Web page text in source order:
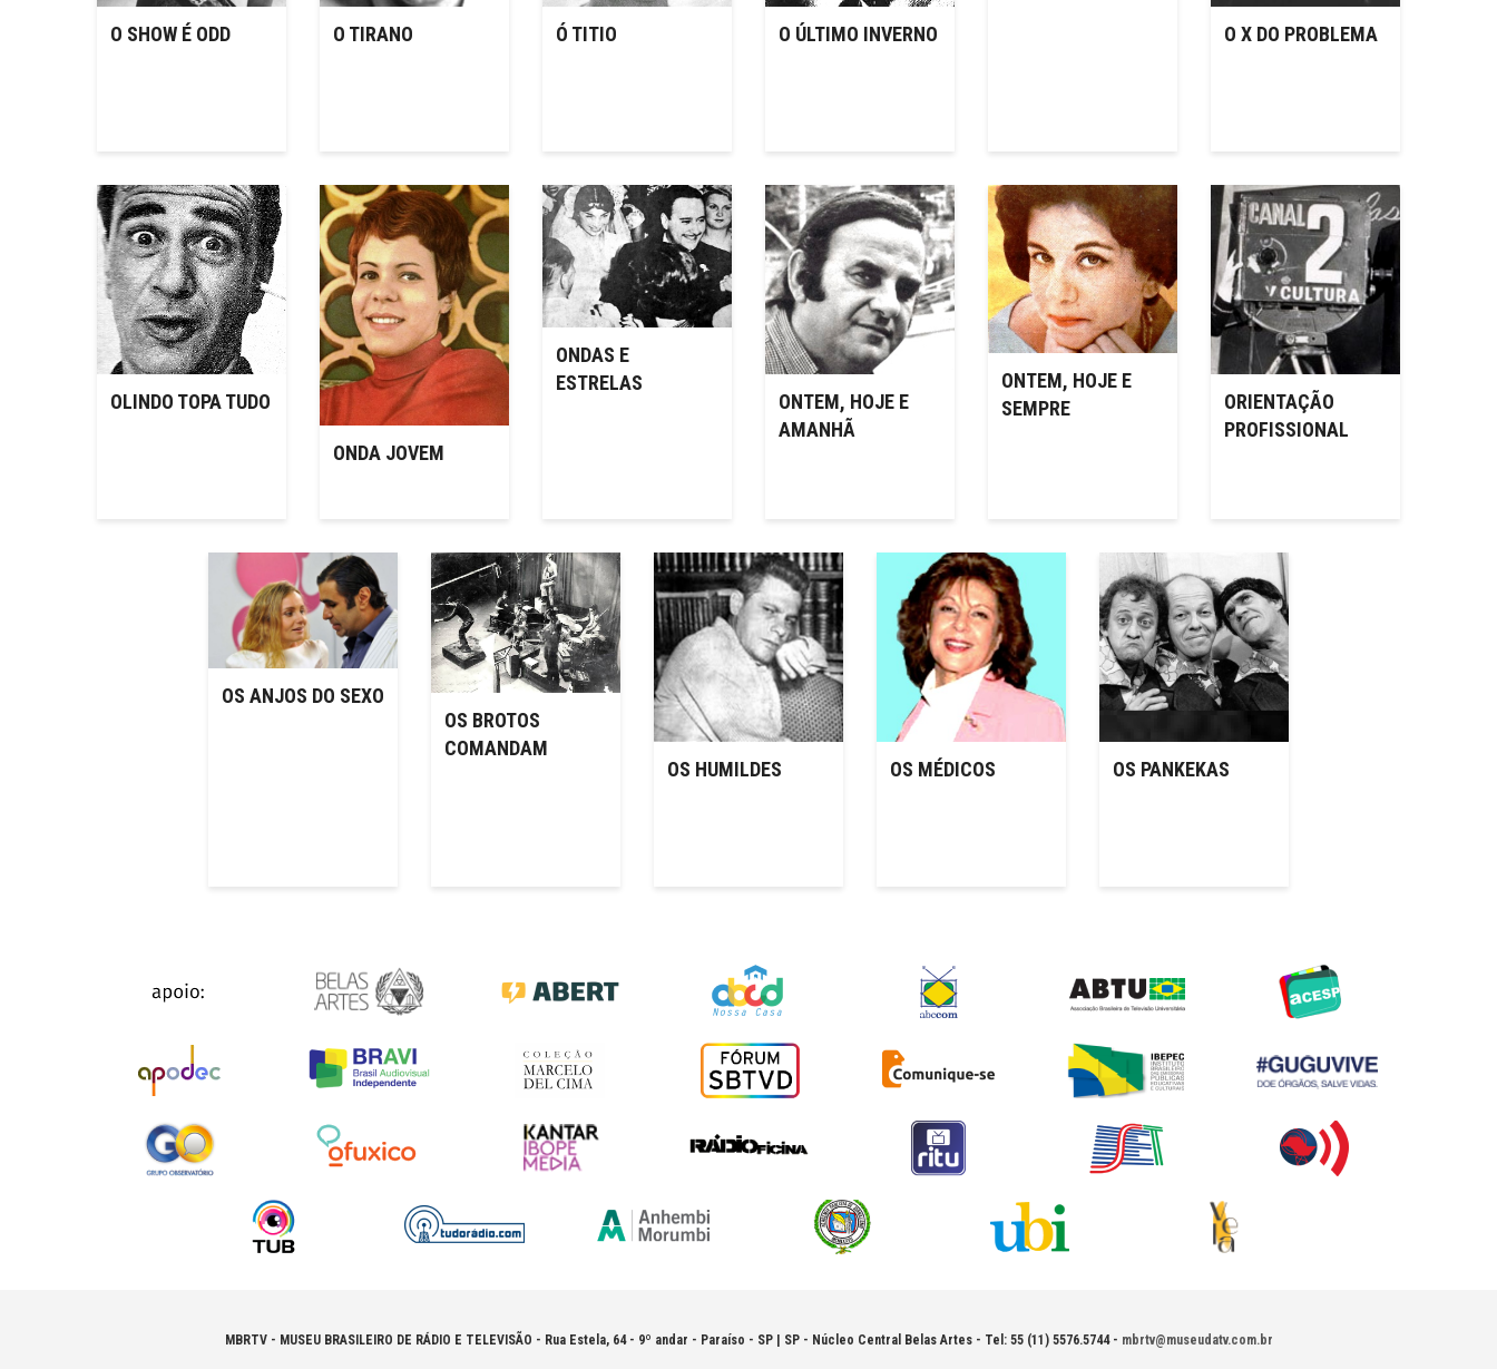
O SHOW É ODD O TIRANO Ó TITIO O ÚLTIMO INVERNO O X DO PROBLEMA
OLINDO TOPA TUDO
ONDA JOVEM
ONDAS E
ESTRELAS
ONTEM, HOJE E
AMANHÃ
ONTEM, HOJE E
SEMPRE
ORIENTAÇÃO
PROFISSIONAL
OS ANJOS DO SEXO
OS BROTOS
COMANDAM
OS HUMILDES
OS MÉDICOS OS PANKEKAS
MBRTV - MUSEU BRASILEIRO DE RÁDIO E TELEVISÃO - Rua Estela, 64 - 9º andar - Paraíso - SP | SP - Núcleo Central Belas Artes - Tel: 55 (11) 5576.5744 - mbrtv@museudatv.com.br